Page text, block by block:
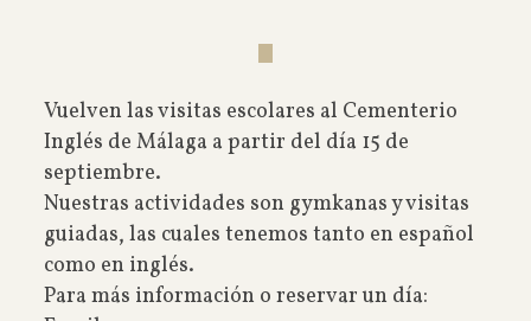
Vuelven las visitas escolares al Cementerio
Inglés de Málaga a partir del día 15 de
septiembre.
Nuestras actividades son gymkanas y visitas
guiadas, las cuales tenemos tanto en español
como en inglés.
Para más información o reservar un día: